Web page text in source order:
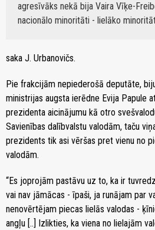
agresīvāks nekā bija Vaira Vīķe-
nacionālo minoritāti - lielāko
saka J. Urbanovičs.
Pie frakcijām nepiederošā deputāte,
ministrijas augsta ierēdne Evija Papule
prezidenta aicinājumu kā otro
Savienības dalībvalstu valodām, taču
prezidents tik asi vēršas pret vienu no
valodām.
“Es joprojām pastāvu uz to, ka ir
vai nav jāmācas - īpaši, ja runājam par
nenovērtējam piecas lielās valodas -
angļu [..] Izlikties, ka viena no lielajām